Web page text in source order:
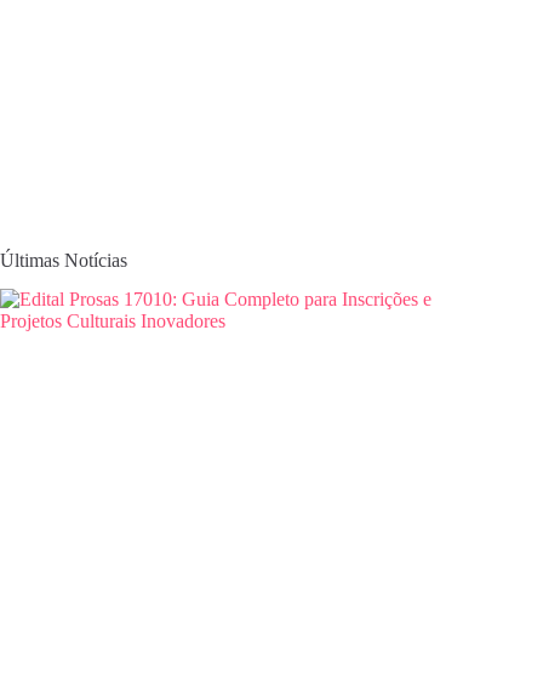
Últimas Notícias